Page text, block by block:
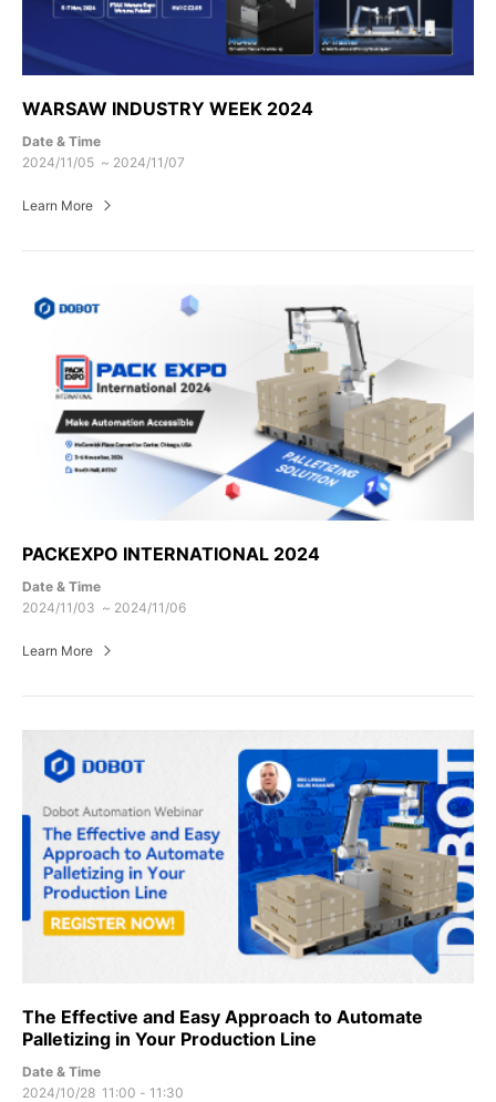
WARSAW INDUSTRY WEEK 2024
Date & Time
2024/11/05 ~ 2024/11/07
Learn More
PACKEXPO INTERNATIONAL 2024
Date & Time
2024/11/03 ~ 2024/11/06
Learn More
The Effective and Easy Approach to Automate
Palletizing in Your Production Line
Date & Time
2024/10/28 11:00 - 11:30